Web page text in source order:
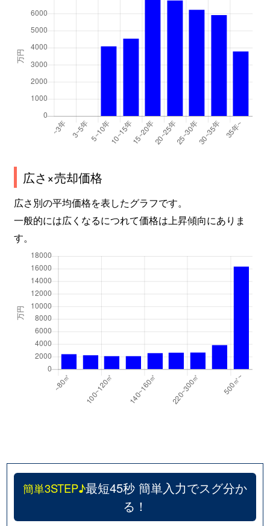
広さ×売却価格
広さ別の平均価格を表したグラフです。
一般的には広くなるにつれて価格は上昇傾向にありま
す。
簡単3STEP♪最短45秒 簡単入力でスグ分か
る！